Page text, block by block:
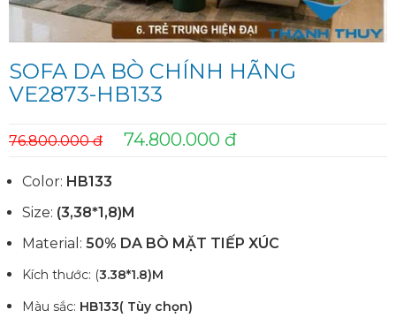
SOFA DA BÒ CHÍNH HÃNG
VE2873-HB133
76.800.000 đ 74.800.000 đ
Color: HB133
Size: (3,38*1,8)M
Material: 50% DA BÒ MẶT TIẾP XÚC
Kích thước: (3.38*1.8)M
Màu sắc: HB133( Tùy chọn)